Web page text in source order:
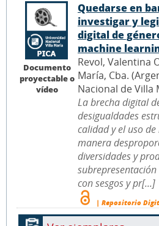
Documento
proyectable o
vídeo
Quedarse en
investigar y
digital de
machine
Revol, Valentina
María, Cba.
Nacional de Villa
La brecha digital
desigualdades
calidad y el uso
manera
diversidades y
con sesgos y pr[...]
| Repositorio